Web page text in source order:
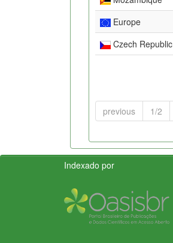
Europe
Czech Republic
previous 1/2
Indexado por